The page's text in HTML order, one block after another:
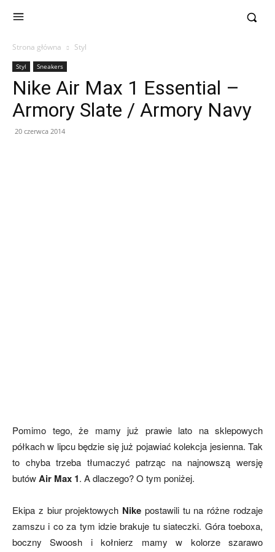
Strona główna Styl
Styl Sneakers
Nike Air Max 1 Essential –
Armory Slate / Armory Navy
20 czerwca 2014
Pomimo tego, że mamy już prawie lato na sklepowych
półkach w lipcu będzie się już pojawiać kolekcja jesienna. Tak
to chyba trzeba tłumaczyć patrząc na najnowszą wersję
butówAir Max 1. A dlaczego? O tym poniżej.
Ekipa z biur projektowych Nike postawili tu na różne rodzaje
zamszu i co za tym idzie brakuje tu siateczki. Góra toeboxa,
boczny Swoosh i kołnierz mamy w kolorze szarawo